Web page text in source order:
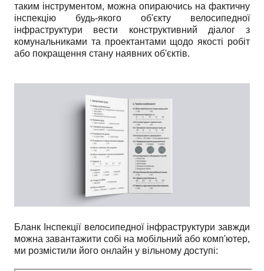
таким інструментом, можна опираючись на фактичну
інспекцію будь-якого об'єкту велосипедної
інфраструктури вести конструктивний діалог з
комунальниками та проектантами щодо якості робіт
або покращення стану наявних об'єктів.
Бланк Інспекції велосипедної інфраструктури завжди
можна завантажити собі на мобільний або комп'ютер,
ми розмістили його онлайн у вільному доступі: